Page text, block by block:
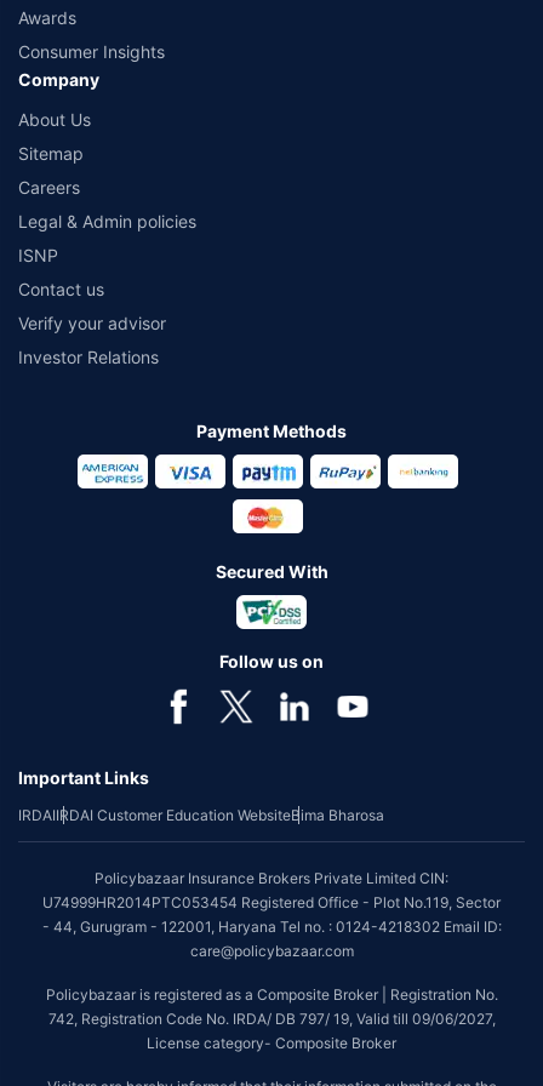
information received from the insurers.
© Copyright 2008-2026
assurance is based on certifications shared by insurers with us.
Awards
Consumer Insights
Company
About Us
Sitemap
Careers
Legal & Admin policies
ISNP
Contact us
Verify your advisor
Investor Relations
Payment Methods
Secured With
Follow us on
Important Links
IRDAIIRDAI Customer Education WebsiteBima Bharosa
Policybazaar Insurance Brokers Private Limited CIN:
U74999HR2014PTC053454 Registered Office - Plot No.119, Sector
- 44, Gurugram - 122001, Haryana Tel no. : 0124-4218302 Email ID:
care@policybazaar.com
Policybazaar is registered as a Composite Broker | Registration No.
742, Registration Code No. IRDA/ DB 797/ 19, Valid till 09/06/2027,
License category- Composite Broker